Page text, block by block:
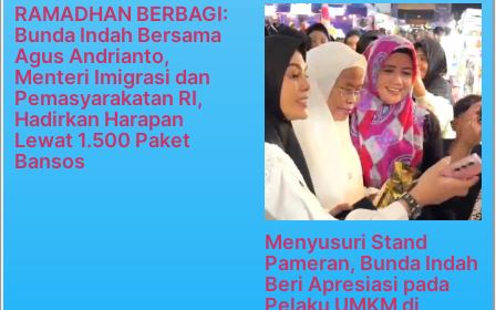
RAMADHAN BERBAGI:
Bunda Indah Bersama
Agus Andrianto,
Menteri Imigrasi dan
Pemasyarakatan RI,
Hadirkan Harapan
Lewat 1.500 Paket
Bansos
Menyusuri Stand
Pameran, Bunda Indah
Beri Apresiasi pada
Pelaku UMKM di